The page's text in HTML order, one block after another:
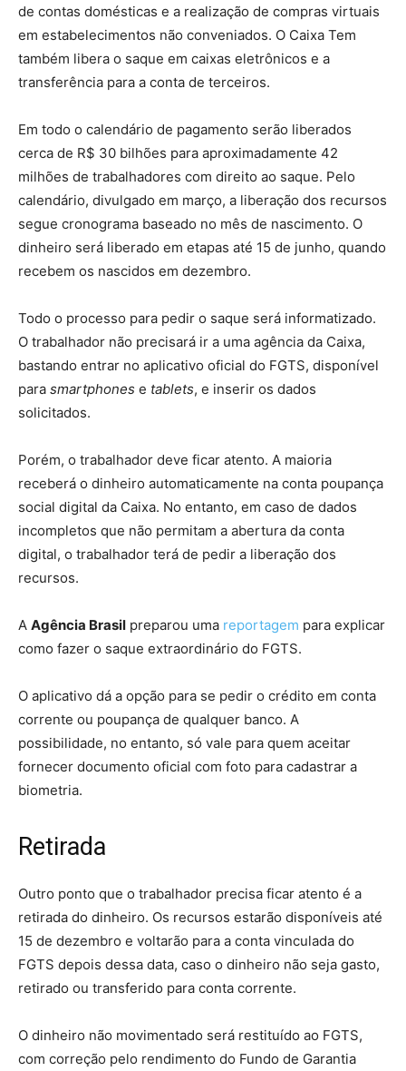
de contas domésticas e a realização de compras virtuais
em estabelecimentos não conveniados. O Caixa Tem
também libera o saque em caixas eletrônicos e a
transferência para a conta de terceiros.
Em todo o calendário de pagamento serão liberados
cerca de R$ 30 bilhões para aproximadamente 42
milhões de trabalhadores com direito ao saque. Pelo
calendário, divulgado em março, a liberação dos recursos
segue cronograma baseado no mês de nascimento. O
dinheiro será liberado em etapas até 15 de junho, quando
recebem os nascidos em dezembro.
Todo o processo para pedir o saque será informatizado.
O trabalhador não precisará ir a uma agência da Caixa,
bastando entrar no aplicativo oficial do FGTS, disponível
para smartphones e tablets, e inserir os dados
solicitados.
Porém, o trabalhador deve ficar atento. A maioria
receberá o dinheiro automaticamente na conta poupança
social digital da Caixa. No entanto, em caso de dados
incompletos que não permitam a abertura da conta
digital, o trabalhador terá de pedir a liberação dos
recursos.
A Agência Brasil preparou uma reportagem para explicar
como fazer o saque extraordinário do FGTS.
O aplicativo dá a opção para se pedir o crédito em conta
corrente ou poupança de qualquer banco. A
possibilidade, no entanto, só vale para quem aceitar
fornecer documento oficial com foto para cadastrar a
biometria.
Retirada
Outro ponto que o trabalhador precisa ficar atento é a
retirada do dinheiro. Os recursos estarão disponíveis até
15 de dezembro e voltarão para a conta vinculada do
FGTS depois dessa data, caso o dinheiro não seja gasto,
retirado ou transferido para conta corrente.
O dinheiro não movimentado será restituído ao FGTS,
com correção pelo rendimento do Fundo de Garantia